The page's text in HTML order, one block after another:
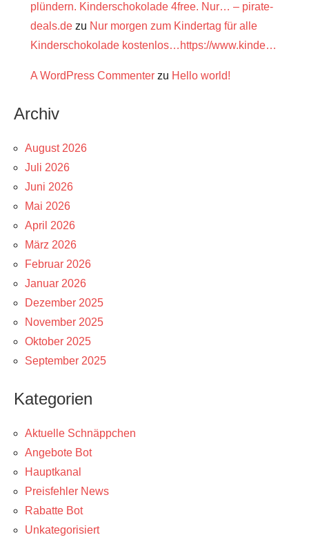
plündern. Kinderschokolade 4free. Nur… – pirate-
deals.de zu Nur morgen zum Kindertag für alle
Kinderschokolade kostenlos…https://www.kinde…
A WordPress Commenter zu Hello world!
Archiv
August 2026
Juli 2026
Juni 2026
Mai 2026
April 2026
März 2026
Februar 2026
Januar 2026
Dezember 2025
November 2025
Oktober 2025
September 2025
Kategorien
Aktuelle Schnäppchen
Angebote Bot
Hauptkanal
Preisfehler News
Rabatte Bot
Unkategorisiert